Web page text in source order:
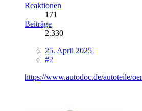
Reaktionen
171
Beiträge
2.330
25. April 2025
#2
https://www.autodoc.de/autoteile/